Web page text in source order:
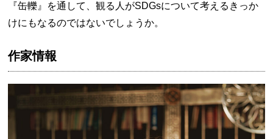
『缶轢』を通して、観る人がSDGsについて考えるきっか
けにもなるのではないでしょうか。
作家情報